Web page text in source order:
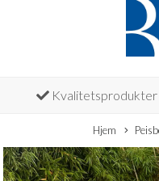
Kvalitetsprodukter
Hjem